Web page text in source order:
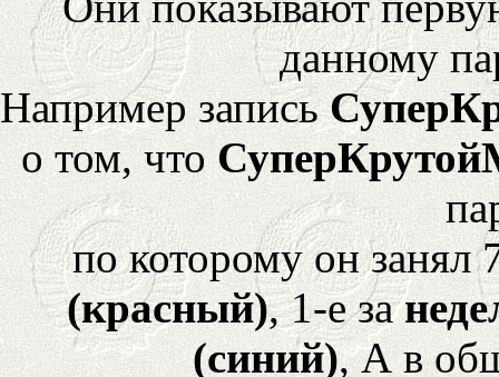
данному
Например запись
о том, что
по которому он
(красный), 1-е за
(синий), А в